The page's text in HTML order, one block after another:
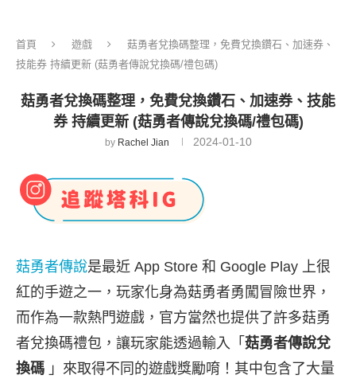
首頁 遊戲
菇勇者兌換碼整理，免費兌換鑽石、加速券、
技能券 持續更新 (菇勇者傳說兌換碼/禮包碼)
菇勇者兌換碼整理，免費兌換鑽石、加速券、技能
券 持續更新 (菇勇者傳說兌換碼/禮包碼)
by Rachel Jian 2024-01-10
菇勇者傳說是最近 App Store 和 Google Play 上很
紅的手遊之一，玩家化身為菇勇者勇闖冒險世界，
而作為一款熱門遊戲，官方當然也提供了許多菇勇
者兌換碼禮包，讓玩家能透過輸入「 菇勇者傳說兌
換碼 」來取得不同的遊戲獎勵唷！其中包含了大量